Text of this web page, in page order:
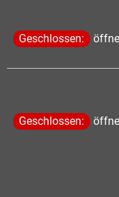
Klicken, um weitere
Geschlossen:
Klicken, um weitere
Geschlossen: